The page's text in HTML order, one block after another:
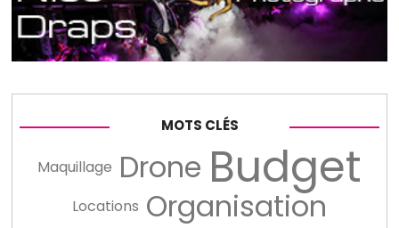
MOTS CLÉS
Maquillage Drone Budget
Locations Organisation